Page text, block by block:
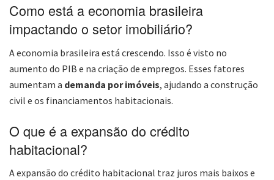
Como está a economia brasileira
impactando o setor imobiliário?
A economia brasileira está crescendo. Isso é visto no
aumento do PIB e na criação de empregos. Esses fatores
aumentam a demanda por imóveis, ajudando a construção
civil e os financiamentos habitacionais.
O que é a expansão do crédito
habitacional?
A expansão do crédito habitacional traz juros mais baixos e